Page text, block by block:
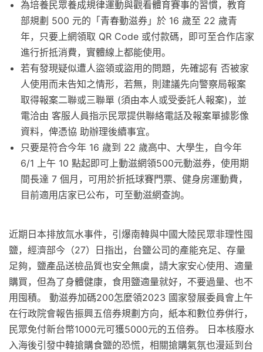
為培養民眾養成規律運動與觀看體育賽事的習慣，教育
部規劃 500 元的「青春動滋券」於 16 歲至 22 歲青
年，只要上網領取 QR Code 或付款碼，即可至合作店家
進行折抵消費，實體線上都能使用。
若有發現疑似遭人盜領或盜用的問題，先確認有 否被家
人使用而未告知之情形，若無，則建議先向警察局報案
取得報案二聯或三聯單 (須由本人或受委託人報案)，並
電洽由 客服人員指示民眾提供聯絡電話及報案單據影像
資料，俾憑協 助辦理後續事宜。
只要是符合今年 16 歲到 22 歲高中、大學生，自今年
6/1 上午 10 點起即可上動滋網領500元動滋券，使用期
間長達 7 個月，可用於折抵球賽門票、健身房運動費，
目前適用店家已公布，可至動滋網查詢。
近期日本排放氚水事件，引爆南韓與中國大陸民眾非理性囤
鹽，經濟部今（27）日指出，台鹽公司的產能充足、存量
足夠，鹽產品送檢品質也安全無虞，請大家安心使用、適量
購買，但為了身體健康，食用鹽適量就好，不要過量、也不
用囤積。 動滋券加碼200怎麼領2023 國家發展委員會上午
在行政院會報告振興五倍券規劃方向，紙本和數位券併行，
民眾免付新台幣1000元可獲5000元的五倍券。 日本核廢水
入海後引發中韓搶購食鹽的恐慌，相關搶購氣氛也漫延到台